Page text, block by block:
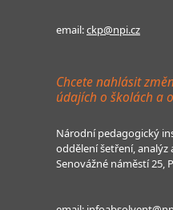
email:ckp@npi.cz
Chcete nahlásit
údajích o školách a
Národní pedagogický
oddělení šetření, analýz
Senovážné náměstí 25,